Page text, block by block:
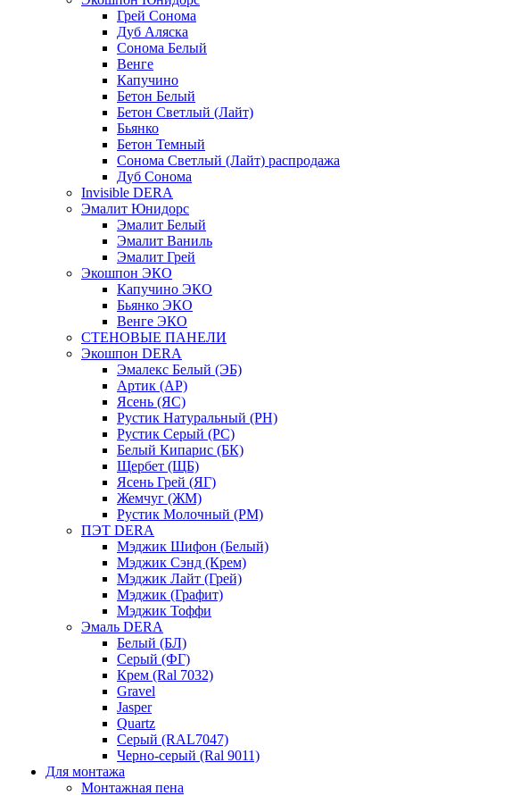
Грей Сонома
Дуб Аляска
Сонома Белый
Венге
Капучино
Бетон Белый
Бетон Светлый (Лайт)
Бьянко
Бетон Темный
Сонома Светлый (Лайт) распродажа
Дуб Сонома
Invisible DERA
Эмалит Юнидорс
Эмалит Белый
Эмалит Ваниль
Эмалит Грей
Экошпон ЭКО
Капучино ЭКО
Бьянко ЭКО
Венге ЭКО
СТЕНОВЫЕ ПАНЕЛИ
Экошпон DERA
Эмалекс Белый (ЭБ)
Артик (АР)
Ясень (ЯС)
Рустик Натуральный (РН)
Рустик Серый (РС)
Белый Кипарис (БК)
Щербет (ЩБ)
Ясень Грей (ЯГ)
Жемчуг (ЖМ)
Рустик Молочный (РМ)
ПЭТ DERA
Мэджик Шифон (Белый)
Мэджик Сэнд (Крем)
Мэджик Лайт (Грей)
Мэджик (Графит)
Мэджик Тоффи
Эмаль DERA
Белый (БЛ)
Серый (ФГ)
Крем (Ral 7032)
Gravel
Jasper
Quartz
Серый (RAL7047)
Черно-серый (Ral 9011)
Для монтажа
Монтажная пена